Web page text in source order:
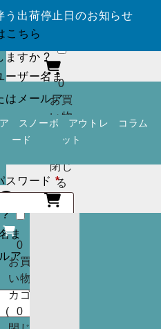
う出荷停止日のお知らせ
こちら
スノーボ
ード
アウトレ
ット
コラム
グイン
アカ
ントを作成
ますか ?
ーザー名ま
はメールア
レス *
スワード*必
須
ログイン状
を保存
ログイン
0
お買
い物
閉じ
る
アカ
成
?
ま
ア
0
お買
い物
カゴ
(
0